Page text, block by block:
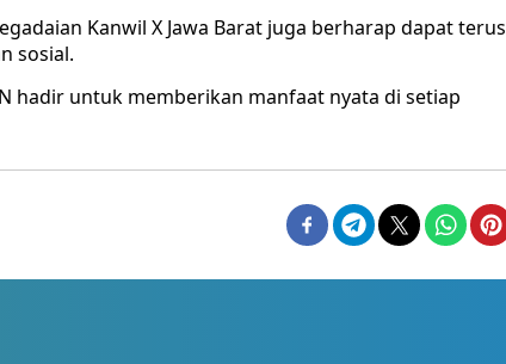
Kanwil X Jawa Barat juga berharap dapat terus
sosial.
hadir untuk memberikan manfaat nyata di setiap